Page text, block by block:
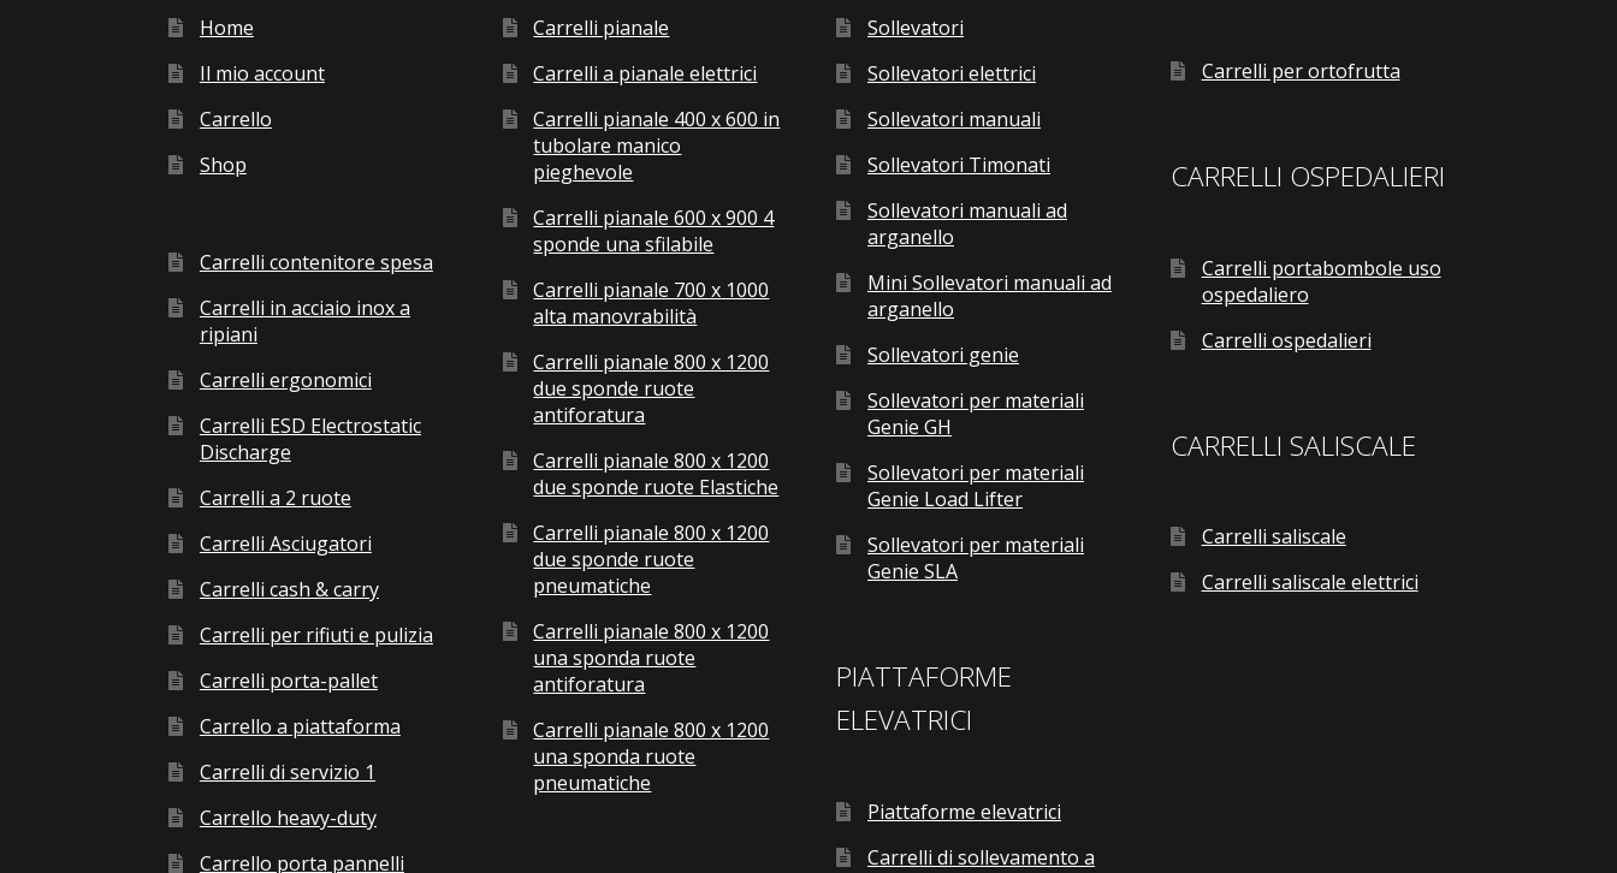
Home
Il mio account
Carrello
Shop
Carrelli contenitore spesa
Carrelli in acciaio inox a
ripiani
Carrelli ergonomici
Carrelli ESD Electrostatic
Discharge
Carrelli a 2 ruote
Carrelli Asciugatori
Carrelli cash & carry
Carrelli per rifiuti e pulizia
Carrelli porta-pallet
Carrello a piattaforma
Carrelli di servizio 1
Carrello heavy-duty
Carrello porta pannelli
Carrelli pianale
Carrelli a pianale elettrici
Carrelli pianale 400 x 600 in
tubolare manico
pieghevole
Carrelli pianale 600 x 900 4
sponde una sfilabile
Carrelli pianale 700 x 1000
alta manovrabilità
Carrelli pianale 800 x 1200
due sponde ruote
antiforatura
Carrelli pianale 800 x 1200
due sponde ruote Elastiche
Carrelli pianale 800 x 1200
due sponde ruote
pneumatiche
Carrelli pianale 800 x 1200
una sponda ruote
antiforatura
Carrelli pianale 800 x 1200
una sponda ruote
pneumatiche
Sollevatori
Sollevatori elettrici
Sollevatori manuali
Sollevatori Timonati
Sollevatori manuali ad
arganello
Mini Sollevatori manuali ad
arganello
Sollevatori genie
Sollevatori per materiali
Genie GH
Sollevatori per materiali
Genie Load Lifter
Sollevatori per materiali
Genie SLA
PIATTAFORME
ELEVATRICI
Piattaforme elevatrici
Carrelli di sollevamento a
Carrelli per ortofrutta
CARRELLI OSPEDALIERI
Carrelli portabombole uso
ospedaliero
Carrelli ospedalieri
CARRELLI SALISCALE
Carrelli saliscale
Carrelli saliscale elettrici